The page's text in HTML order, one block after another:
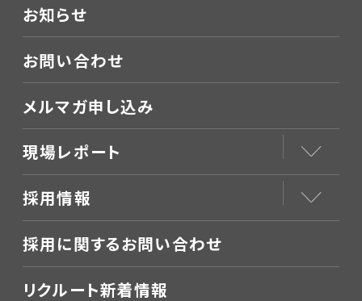
お知らせ
お問い合わせ
メルマガ申し込み
現場レポート
採用情報
採用に関するお問い合わせ
リクルート新着情報